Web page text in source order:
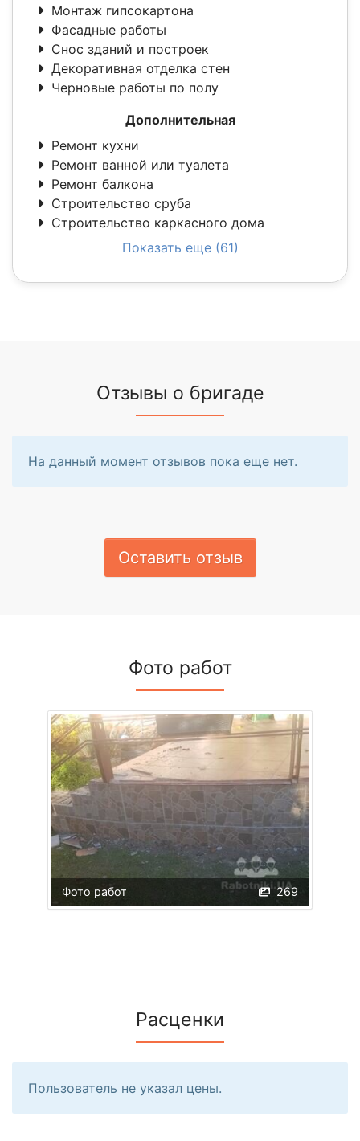
Монтаж гипсокартона
Фасадные работы
Снос зданий и построек
Декоративная отделка стен
Черновые работы по полу
Дополнительная
Ремонт кухни
Ремонт ванной или туалета
Ремонт балкона
Строительство сруба
Строительство каркасного дома
Показать еще (61)
Отзывы о бригаде
На данный момент отзывов пока еще нет.
Оставить отзыв
Фото работ
269
Фото работ
Расценки
Пользователь не указал цены.